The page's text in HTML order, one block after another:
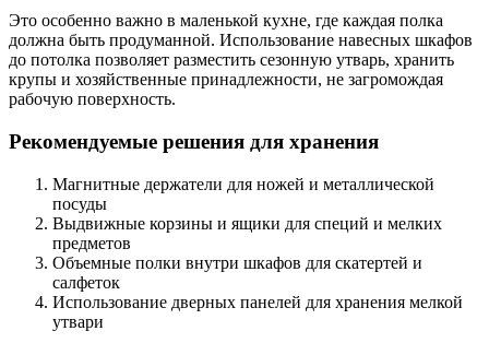
Это особенно важно в маленькой кухне, где каждая полка
должна быть продуманной. Использование навесных шкафов
до потолка позволяет разместить сезонную утварь, хранить
крупы и хозяйственные принадлежности, не загромождая
рабочую поверхность.
Рекомендуемые решения для хранения
Магнитные держатели для ножей и металлической
посуды
Выдвижные корзины и ящики для специй и мелких
предметов
Объемные полки внутри шкафов для скатертей и
салфеток
Использование дверных панелей для хранения мелкой
утвари